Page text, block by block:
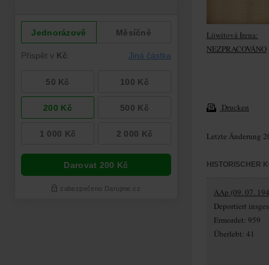
Löwitová Irena:
NEZPRACOVÁNO
Drucken
Letzte Änderung
HISTORISCHER
AAp (09. 07.
Deportiert
Ermordet: 959
Überlebt: 41